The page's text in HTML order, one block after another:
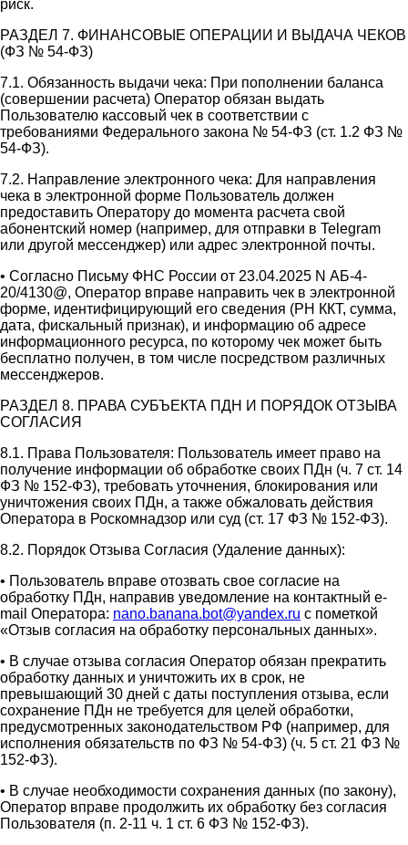
риск.
РАЗДЕЛ 7. ФИНАНСОВЫЕ ОПЕРАЦИИ И ВЫДАЧА ЧЕКОВ
(ФЗ № 54-ФЗ)
7.1. Обязанность выдачи чека: При пополнении баланса
(совершении расчета) Оператор обязан выдать
Пользователю кассовый чек в соответствии с
требованиями Федерального закона № 54-ФЗ (ст. 1.2 ФЗ №
54-ФЗ).
7.2. Направление электронного чека: Для направления
чека в электронной форме Пользователь должен
предоставить Оператору до момента расчета свой
абонентский номер (например, для отправки в Telegram
или другой мессенджер) или адрес электронной почты.
• Согласно Письму ФНС России от 23.04.2025 N АБ-4-
20/4130@, Оператор вправе направить чек в электронной
форме, идентифицирующий его сведения (РН ККТ, сумма,
дата, фискальный признак), и информацию об адресе
информационного ресурса, по которому чек может быть
бесплатно получен, в том числе посредством различных
мессенджеров.
РАЗДЕЛ 8. ПРАВА СУБЪЕКТА ПДН И ПОРЯДОК ОТЗЫВА
СОГЛАСИЯ
8.1. Права Пользователя: Пользователь имеет право на
получение информации об обработке своих ПДн (ч. 7 ст. 14
ФЗ № 152-ФЗ), требовать уточнения, блокирования или
уничтожения своих ПДн, а также обжаловать действия
Оператора в Роскомнадзор или суд (ст. 17 ФЗ № 152-ФЗ).
8.2. Порядок Отзыва Согласия (Удаление данных):
• Пользователь вправе отозвать свое согласие на
обработку ПДн, направив уведомление на контактный e-
mail Оператора: nano.banana.bot@yandex.ru с пометкой
«Отзыв согласия на обработку персональных данных».
• В случае отзыва согласия Оператор обязан прекратить
обработку данных и уничтожить их в срок, не
превышающий 30 дней с даты поступления отзыва, если
сохранение ПДн не требуется для целей обработки,
предусмотренных законодательством РФ (например, для
исполнения обязательств по ФЗ № 54-ФЗ) (ч. 5 ст. 21 ФЗ №
152-ФЗ).
• В случае необходимости сохранения данных (по закону),
Оператор вправе продолжить их обработку без согласия
Пользователя (п. 2-11 ч. 1 ст. 6 ФЗ № 152-ФЗ).